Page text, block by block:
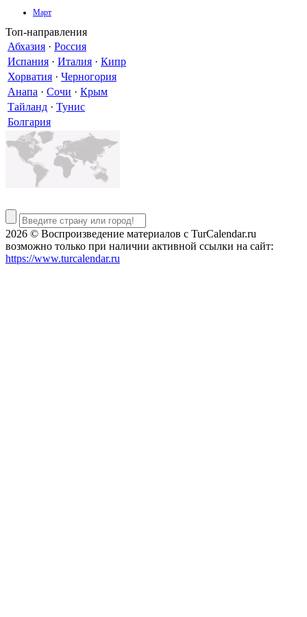
Март
Топ-направления
Абхазия · Россия
Испания · Италия · Кипр
Хорватия · Черногория
Анапа · Сочи · Крым
Тайланд · Тунис
Болгария
2026 © Воспроизведение материалов c TurCalendar.ru
возможно только при наличии активной ссылки на сайт:
https://www.turcalendar.ru